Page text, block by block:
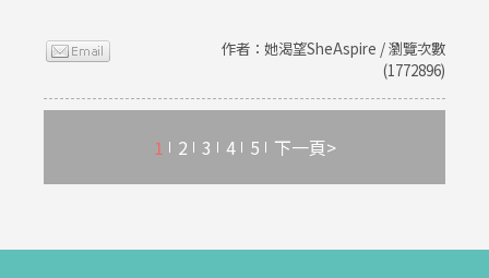
作者：她渴望SheAspire / 瀏覽次數
(1772896)
1 2 3 4 5 下一頁>